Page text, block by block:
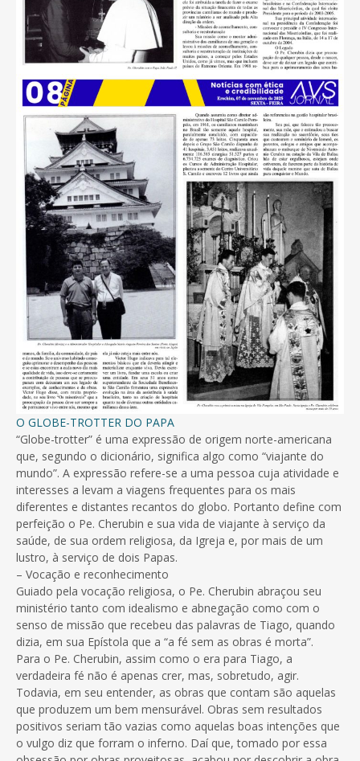
­O GLOBE-TROTTER DO PAPA
“Globe-trotter” é uma expressão de origem norte-americana
que, segundo o dicionário, significa algo como “viajante do
mundo”. A expressão refere-se a uma pessoa cuja atividade e
interesses a levam a viagens frequentes para os mais
diferentes e distantes recantos do globo. Portanto define com
perfeição o Pe. Cherubin e sua vida de viajante à serviço da
saúde, de sua ordem religiosa, da Igreja e, por mais de um
lustro, à serviço de dois Papas.
– Vocação e reconhecimento
Guiado pela vocação religiosa, o Pe. Cherubin abraçou seu
ministério tanto com idealismo e abnegação como com o
senso de missão que recebeu das palavras de Tiago, quando
dizia, em sua Epístola que a “a fé sem as obras é morta”.
Para o Pe. Cherubin, assim como o era para Tiago, a
verdadeira fé não é apenas crer, mas, sobretudo, agir.
Todavia, em seu entender, as obras que contam são aquelas
que produzem um bem mensurável. Obras sem resultados
positivos seriam tão vazias como aquelas boas intenções que
o vulgo diz que forram o inferno. Daí que, tomado por essa